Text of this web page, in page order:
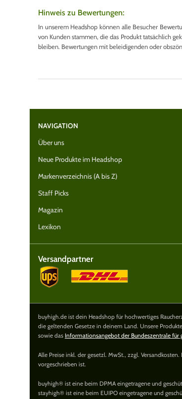
Hinweis zu Bewertungen:
In unserem Headshop können alle Besucher
von Kunden stammen, die das Produkt tatsächlich
bleiben. Bewertungen mit beleidigenden oder
NAVIGATION
Über uns
Neue Produkte im Headshop
Markenverzeichnis (A bis Z)
Staff Picks
Magazin
Lexikon
Versandpartner
buyhigh.de ist dein Headshop für hochwertiges
die geltenden Gesetze in deinem Land. Unsere
sowie das Informationsangebot der Bundeszentrale für
Alle Preise inkl. der gesetzl. MwSt., zzgl.
vorgeschrieben ist.
buyhigh® ist eine beim DPMA eingetragene und
stayhigh® ist eine beim EUIPO eingetragene und